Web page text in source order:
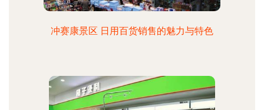
冲赛康景区 日用百货销售的魅力与特色